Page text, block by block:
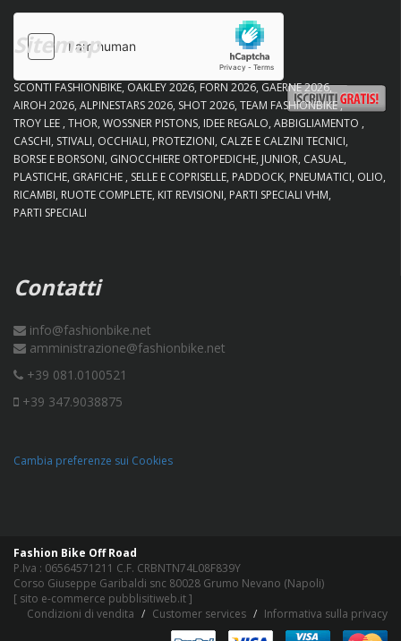
Sitemap
SCONTI FASHIONBIKE OAKLEY 2026 FORN 2026 GAERNE 2026
AIROH 2026 ALPINESTARS 2026 SHOT 2026 TEAM FASHIONBIKE
TROY LEE THOR WOSSNER PISTONS IDEE REGALO ABBIGLIAMENTO
CASCHI STIVALI OCCHIALI PROTEZIONI CALZE E CALZINI TECNICI
BORSE E BORSONI GINOCCHIERE ORTOPEDICHE JUNIOR CASUAL
PLASTICHE GRAFICHE SELLE E COPRISELLE PADDOCK PNEUMATICI OLIO
RICAMBI RUOTE COMPLETE KIT REVISIONI PARTI SPECIALI VHM
PARTI SPECIALI
Contatti
info@fashionbike.net
amministrazione@fashionbike.net
+39 081.0100521
+39 347.9038875
Cambia preferenze sui Cookies
Fashion Bike Off Road
P.Iva : 06564571211 C.F. CRBNTN74L08F839Y
Corso Giuseppe Garibaldi snc 80028 Grumo Nevano (Napoli)
[ sito e-commerce pubblisitiweb.it]
Condizioni di vendita
Customer services Informativa sulla privacy